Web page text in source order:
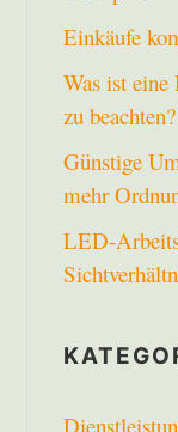
Einkäufe
Was ist
zu beachten?
Günstige
mehr
LED-